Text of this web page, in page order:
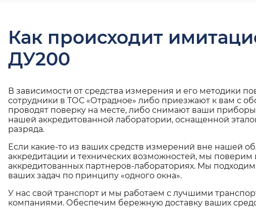
Как происходит
ДУ200
В зависимости от средства измерения и его методики
сотрудники в ТОС «Отрадное» либо приезжают к вам с
проводят поверку на месте, либо снимают ваши
нашей аккредитованной лаборатории, оснащенной
разряда.
Если какие-то из ваших средств измерений вне нашей
аккредитации и технических возможностей, мы поверим
аккредитованных партнеров-лабораториях. Мы
ваших задач по принципу «одного окна».
У нас свой транспорт и мы работаем с лучшими
компаниями. Обеспечим бережную доставку ваших